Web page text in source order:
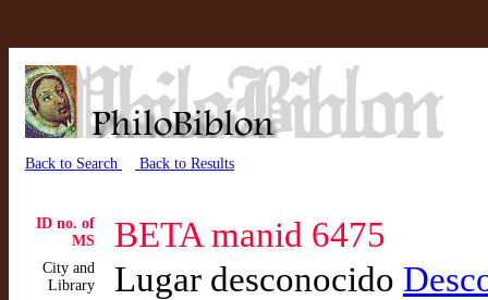
Back to Search Back to Results
ID no. of
MS
BETA manid 6475
City and
Library
Lugar desconocido